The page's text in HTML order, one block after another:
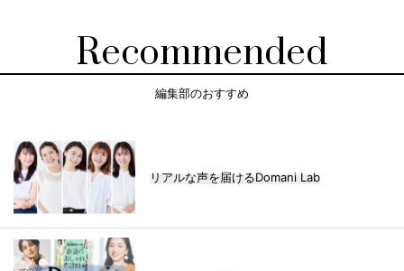
Recommended
編集部のおすすめ
リアルな声を届けるDomani Lab